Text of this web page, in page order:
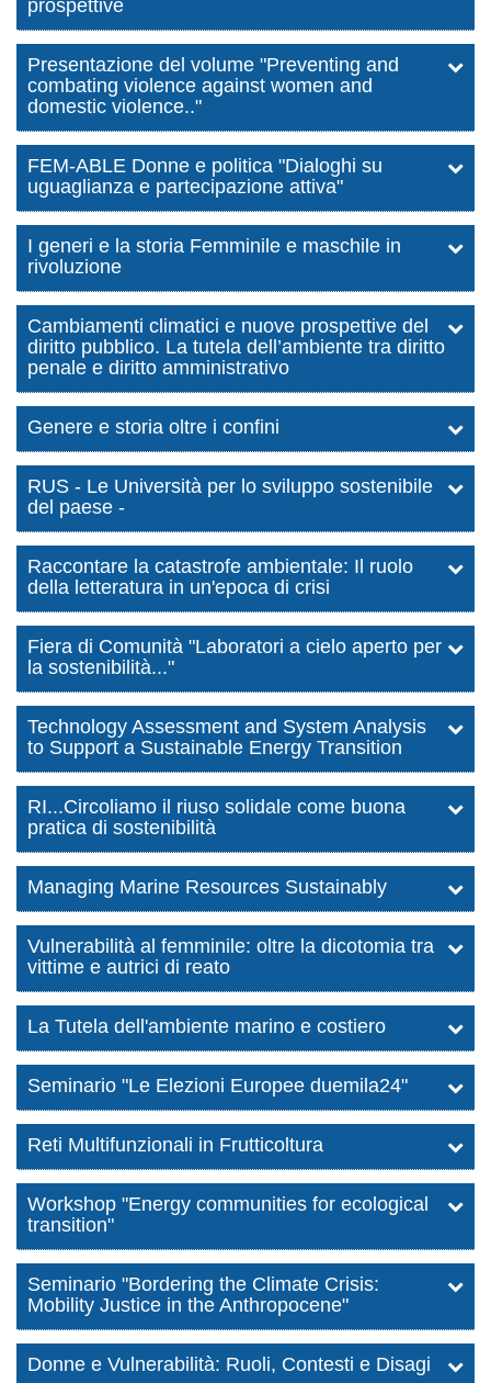
prospettive
Presentazione del volume "Preventing and
combating violence against women and
domestic violence.."
FEM-ABLE Donne e politica "Dialoghi su
uguaglianza e partecipazione attiva"
I generi e la storia Femminile e maschile in
rivoluzione
Cambiamenti climatici e nuove prospettive del
diritto pubblico. La tutela dell’ambiente tra diritto
penale e diritto amministrativo
Genere e storia oltre i confini
RUS - Le Università per lo sviluppo sostenibile
del paese -
Raccontare la catastrofe ambientale: Il ruolo
della letteratura in un'epoca di crisi
Fiera di Comunità "Laboratori a cielo aperto per
la sostenibilità..."
Technology Assessment and System Analysis
to Support a Sustainable Energy Transition
RI...Circoliamo il riuso solidale come buona
pratica di sostenibilità
Managing Marine Resources Sustainably
Vulnerabilità al femminile: oltre la dicotomia tra
vittime e autrici di reato
La Tutela dell'ambiente marino e costiero
Seminario "Le Elezioni Europee duemila24"
Reti Multifunzionali in Frutticoltura
Workshop "Energy communities for ecological
transition"
Seminario "Bordering the Climate Crisis:
Mobility Justice in the Anthropocene"
Donne e Vulnerabilità: Ruoli, Contesti e Disagi